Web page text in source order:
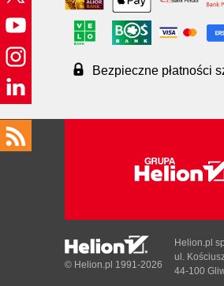
Bezpieczne płatności
© Helion.pl 1991-2026
Helion.pl
ul.
44-100